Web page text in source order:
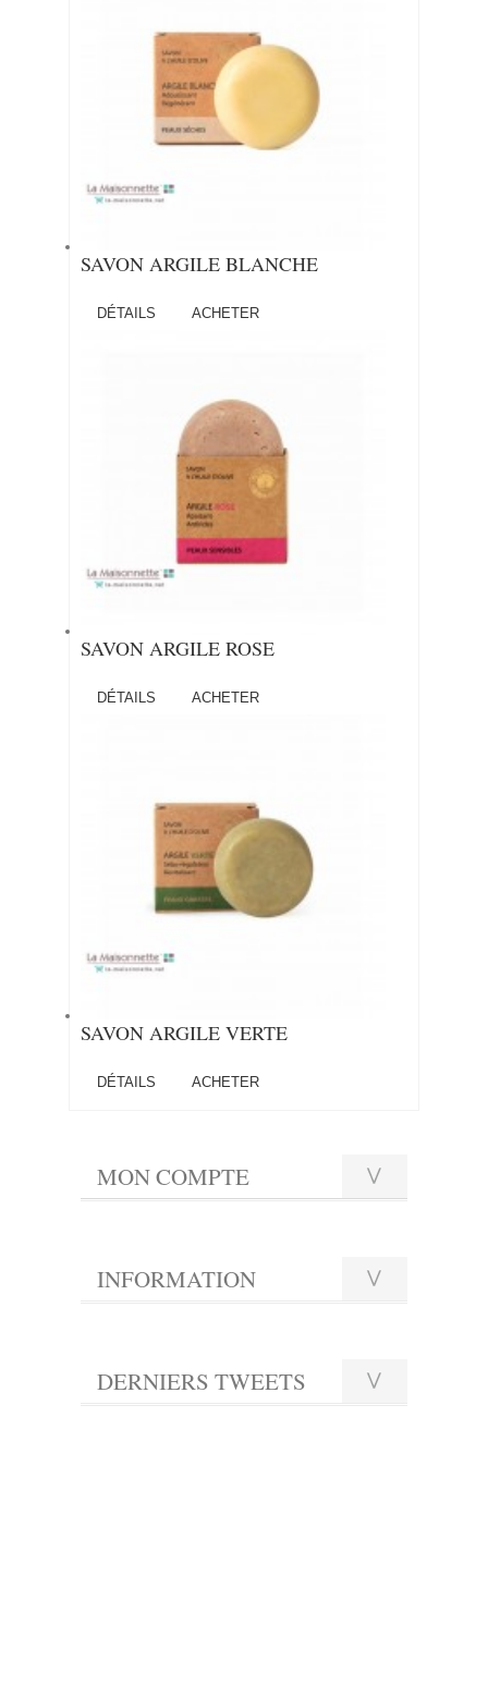
SAVON ARGILE BLANCHE
DÉTAILS ACHETER
SAVON ARGILE ROSE
DÉTAILS ACHETER
SAVON ARGILE VERTE
DÉTAILS ACHETER
MON COMPTE
INFORMATION
DERNIERS TWEETS